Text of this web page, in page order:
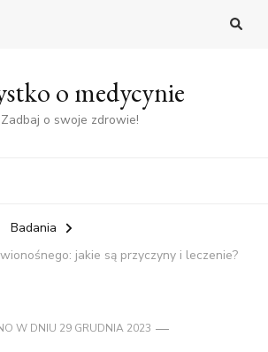
o medycynie
Zadbaj o swoje zdrowie!
Badania
jakie są przyczyny i leczenie?
W DNIU 29 GRUDNIA 2023